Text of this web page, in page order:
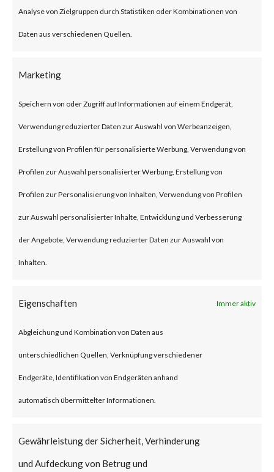
Analyse von Zielgruppen durch Statistiken oder Kombinationen von
Daten aus verschiedenen Quellen.
Marketing
Speichern von oder Zugriff auf Informationen auf einem Endgerät,
Verwendung reduzierter Daten zur Auswahl von Werbeanzeigen,
Erstellung von Profilen für personalisierte Werbung, Verwendung von
Profilen zur Auswahl personalisierter Werbung, Erstellung von
Profilen zur Personalisierung von Inhalten, Verwendung von Profilen
zur Auswahl personalisierter Inhalte, Entwicklung und Verbesserung
der Angebote, Verwendung reduzierter Daten zur Auswahl von
Inhalten.
Eigenschaften Immer aktiv
Abgleichung und Kombination von Daten aus
unterschiedlichen Quellen, Verknüpfung verschiedener
Endgeräte, Identifikation von Endgeräten anhand
automatisch übermittelter Informationen.
Gewährleistung der Sicherheit, Verhinderung
und Aufdeckung von Betrug und
management for enterprises.
published by JumpCloud, an
unnamed nation-state threat
actor compromised the
company’s systems through a
spear-phishing attack in late
June 2023. While the details of
the attack were not released,
the attack was allegedly
JumpCloud customers.
Why is this Significant?
new supply chain attack,
following another notable